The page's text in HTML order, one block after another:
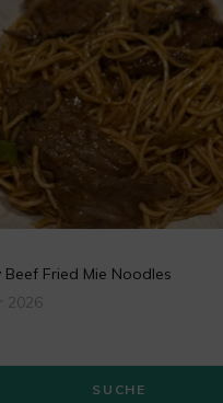
Beef Fried Mie Noodles
2026
SUCHE